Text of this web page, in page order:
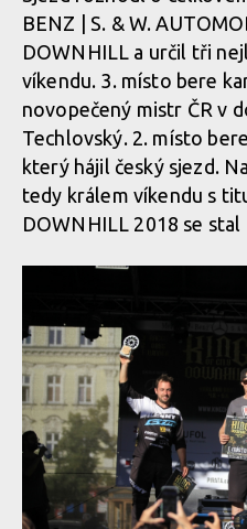
BENZ | S. & W.
DOWNHILL a určil tři
víkendu. 3. místo bere
novopečený mistr ČR v
Techlovský. 2. místo
který hájil český sjezd.
tedy králem víkendu s
DOWNHILL 2018 se stal